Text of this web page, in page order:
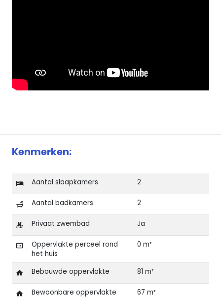
Kenmerken:
Aantal slaapkamers 2
Aantal badkamers 2
Privaat zwembad Ja
Oppervlakte perceel rond
het huis
0 m²
Bebouwde oppervlakte 81 m²
Bewoonbare oppervlakte 67 m²